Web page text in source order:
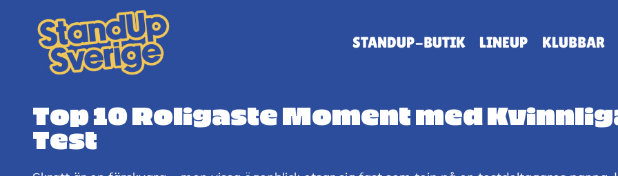
content
STANDUP-BUTIK LINEUP KLUBBAR
Top 10 Roligaste Moment med
Test